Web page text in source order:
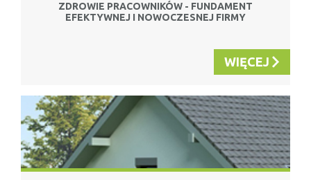
ZDROWIE PRACOWNIKÓW - FUNDAMENT
EFEKTYWNEJ I NOWOCZESNEJ FIRMY
WIĘCEJ